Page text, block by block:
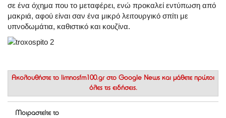
σε ένα όχημα που το μεταφέρει, ενώ προκαλεί εντύπωση από
μακριά, αφού είναι σαν ένα μικρό λειτουργικό σπίτι με
υπνοδωμάτια, καθιστικό και κουζίνα.
Ακολουθήστε το limnosfm100.gr στο Google News και μάθετε πρώτοι
όλες τις ειδήσεις.
Μοιραστείτε το